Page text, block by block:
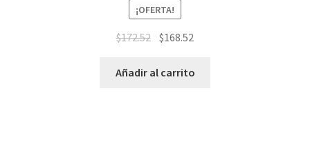
¡OFERTA!
$172.52 $168.52
Añadir al carrito